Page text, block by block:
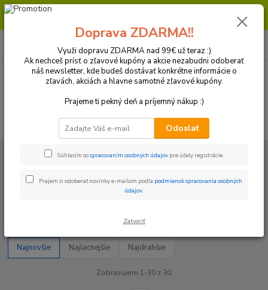
Milí zákazníci, pri objednávke nad 99€ získate poštovné ZDARMA.
(Po-Pia, 8:30-16:30 hod.)
Plasty a Kryty Yamaha Zadné blatníky
Zadné blatníky
Najnovšie Najlacnejšie Najdrahšie
Zobrazujem 1-30 z 30
Doprava ZDARMA!!
Využi dopravu ZDARMA nad 99€ už teraz :)
Ak nechceš prísť o zľavové kupóny a akcie nezabudni odoberať
náš newsletter, kde budeš dostávať konkrétne informácie o
zľavách, akciách a hlavne samotné zľavové kupóny.
Prajeme ti pekný deň a príjemný nákup :)
Odoslať
Súhlasím sospracovaním osobných údajov pre účely registrácie.
Prajem si odoberať novinky e-mailom podľa podmienok spracovania osobných
údajov.
Zatvoriť